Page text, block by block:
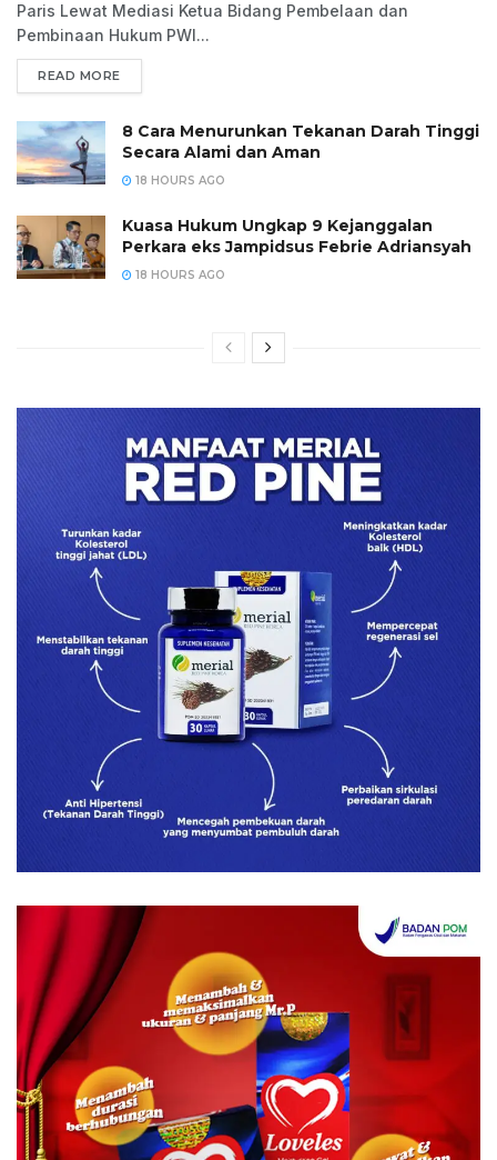
Paris Lewat Mediasi Ketua Bidang Pembelaan dan
Pembinaan Hukum PWI...
READ MORE
8 Cara Menurunkan Tekanan Darah Tinggi
Secara Alami dan Aman
18 HOURS AGO
Kuasa Hukum Ungkap 9 Kejanggalan
Perkara eks Jampidsus Febrie Adriansyah
18 HOURS AGO